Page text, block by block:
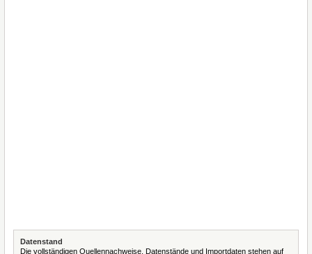
Datenstand
Die vollständigen Quellennachweise, Datenstände und Importdaten stehen auf